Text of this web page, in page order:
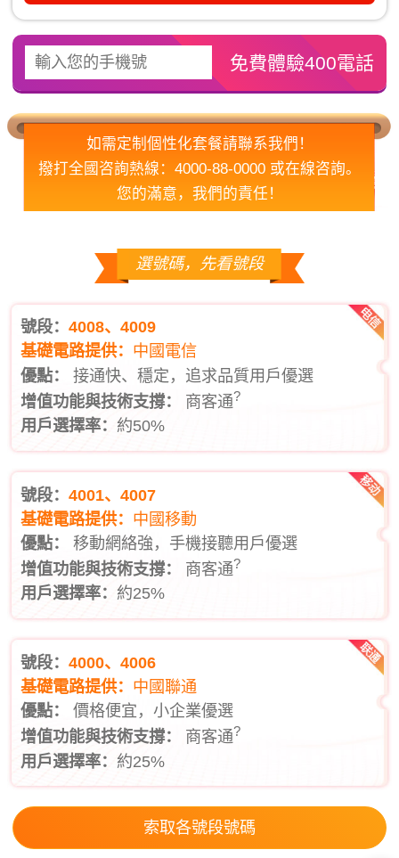
如需定制個性化套餐請聯系我們！
撥打全國咨詢熱線：4000-88-0000 或在線咨詢。
您的滿意，我們的責任！
選號碼，先看號段
號段：4008、4009
基礎電路提供： 中國電信
優點：
接通快、穩定，追求品質用戶優選
增值功能與技術支撐：
商客通?
用戶選擇率： 約50%
號段：4001、4007
基礎電路提供： 中國移動
優點：
移動網絡強，手機接聽用戶優選
增值功能與技術支撐：
商客通?
用戶選擇率： 約25%
號段：4000、4006
基礎電路提供： 中國聯通
優點：
價格便宜，小企業優選
增值功能與技術支撐：
商客通?
用戶選擇率： 約25%
索取各號段號碼